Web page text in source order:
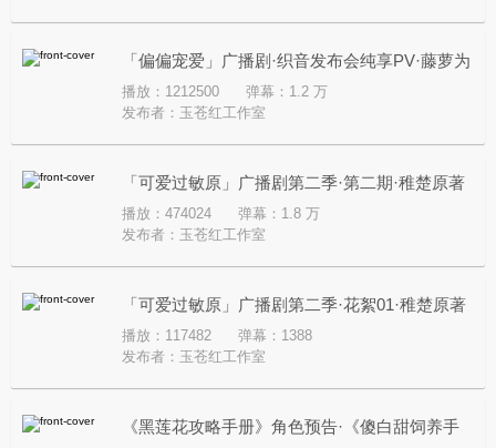
「偏偏宠爱」广播剧·织音发布会纯享PV·藤萝为
枝原著
播放：1212500
弹幕：1.2 万
发布者： 玉苍红工作室
「可爱过敏原」广播剧第二季·第二期·稚楚原著
播放：474024
弹幕：1.8 万
发布者： 玉苍红工作室
「可爱过敏原」广播剧第二季·花絮01·稚楚原著
播放：117482
弹幕：1388
发布者： 玉苍红工作室
《黑莲花攻略手册》角色预告·《傻白甜饲养手